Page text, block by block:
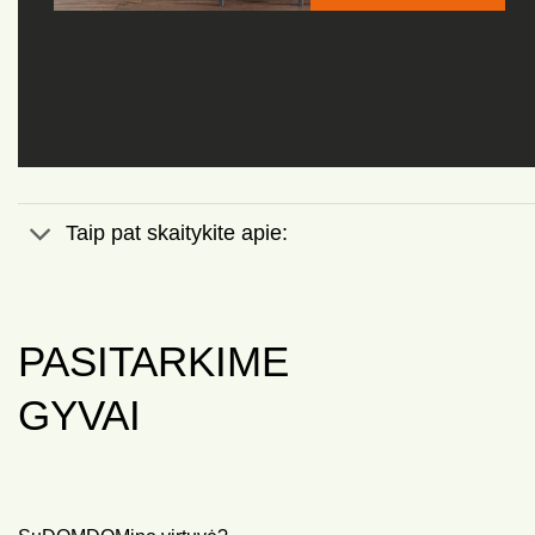
Taip pat skaitykite apie:
PASITARKIME
GYVAI